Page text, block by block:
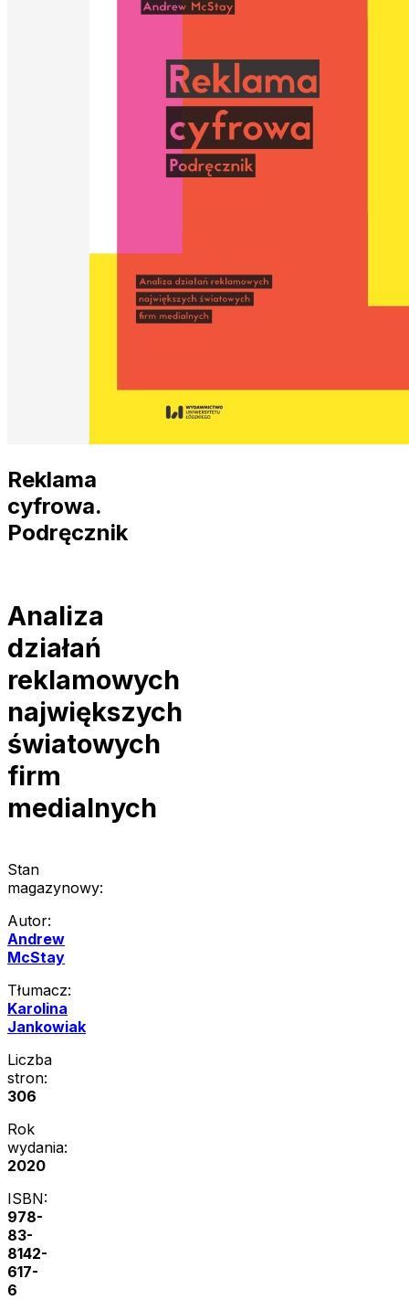
Reklama
cyfrowa.
Podręcznik
Analiza
działań
reklamowych
największych
światowych
firm
medialnych
Stan
magazynowy:
Autor:
Andrew
McStay
Tłumacz:
Karolina
Jankowiak
Liczba
stron:
306
Rok
wydania:
2020
ISBN:
978-
83-
8142-
617-
6